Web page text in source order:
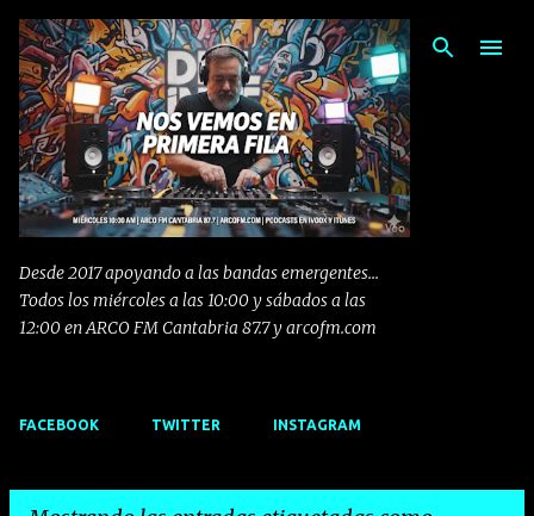
Ir al contenido principal
Desde 2017 apoyando a las bandas emergentes...
Todos los miércoles a las 10:00 y sábados a las
12:00 en ARCO FM Cantabria 87.7 y arcofm.com
FACEBOOK TWITTER INSTAGRAM